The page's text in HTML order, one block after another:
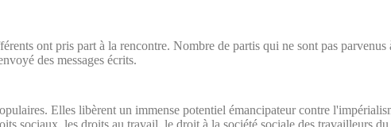
ont pris part à la rencontre. Nombre de partis qui ne sont pas parvenus
des messages écrits.
Elles libèrent un immense potentiel émancipateur contre